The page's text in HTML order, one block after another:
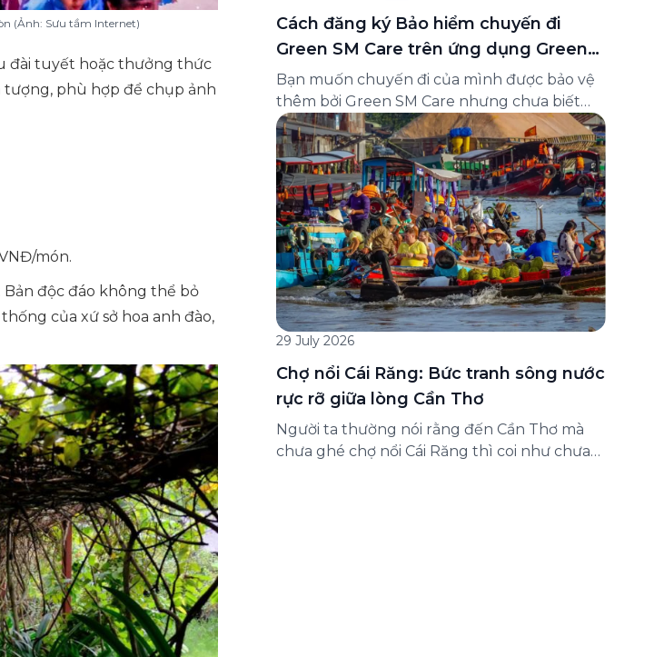
(Ảnh: Sưu tầm Internet)
đài tuyết hoặc thưởng thức
tượng, phù hợp để chụp ảnh
món.
độc đáo không thể bỏ
của xứ sở hoa anh đào,
Cách đăng ký Bảo hiểm chuyến đi
Green SM Care trên ứng dụng Green
SM
Bạn muốn chuyến đi của mình được bảo vệ
thêm bởi Green SM Care nhưng chưa biết
đăng ký ở đâu? Bài viết dưới đây sẽ hướng
dẫn chi tiết cách tham gia (và hủy tham gia)
gói bảo hiểm này ngay trên ứng dụng Green
SM, cùng những lưu ý quan trọng trước khi
[…]
29 July 2026
Chợ nổi Cái Răng: Bức tranh sông nước
rực rỡ giữa lòng Cần Thơ
Người ta thường nói rằng đến Cần Thơ mà
chưa ghé chợ nổi Cái Răng thì coi như chưa